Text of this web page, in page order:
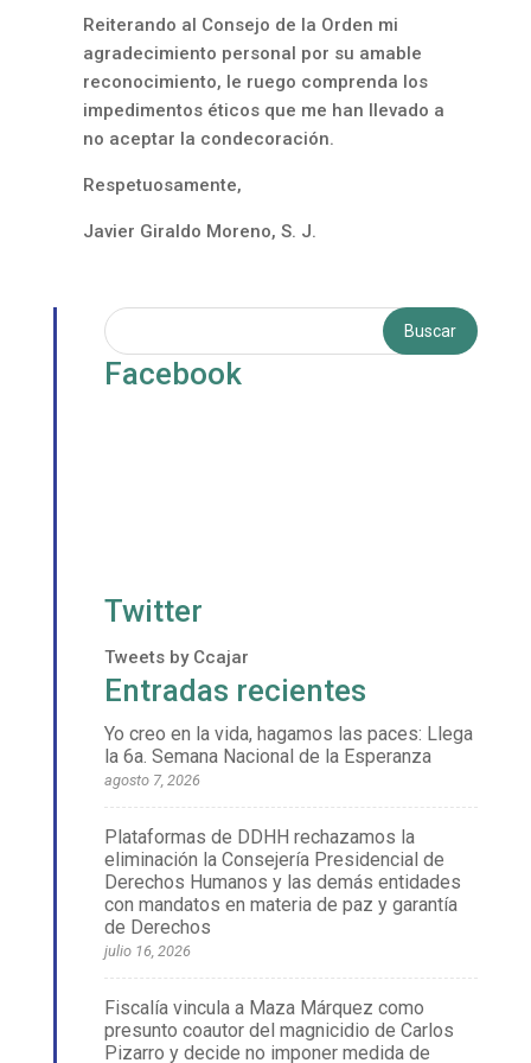
Reiterando al Consejo de la Orden mi
agradecimiento personal por su amable
reconocimiento, le ruego comprenda los
impedimentos éticos que me han llevado a
no aceptar la condecoración.
Respetuosamente,
Javier Giraldo Moreno, S. J.
Facebook
Twitter
Tweets by Ccajar
Entradas recientes
Yo creo en la vida, hagamos las paces: Llega
la 6a. Semana Nacional de la Esperanza
agosto 7, 2026
Plataformas de DDHH rechazamos la
eliminación la Consejería Presidencial de
Derechos Humanos y las demás entidades
con mandatos en materia de paz y garantía
de Derechos
julio 16, 2026
Fiscalía vincula a Maza Márquez como
presunto coautor del magnicidio de Carlos
Pizarro y decide no imponer medida de